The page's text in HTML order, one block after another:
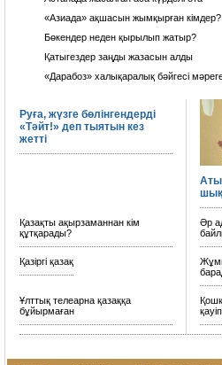
«Азиада» ақшасын жымқырған кімдер?
Бөкендер неден қырылып жатыр?
Қатыгездер заңды жазасын алды
«Дарабоз» халықаралық бәйгесі
Руға, жүзге бөлінгендерді
«Тәйт!» деп тыятын кез
жетті
Қазақты ақырзаманнан кім
құтқарады?
Әр
Қазіргі қазақ
Ұлттық телеарна қазаққа
бұйырмаған